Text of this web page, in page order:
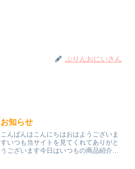
ぷりんおにいさん
お知らせ
こんばんはこんにちはおはようございま
すいつも当サイトを見てくれてありがと
うございます今日はいつもの商品紹介で